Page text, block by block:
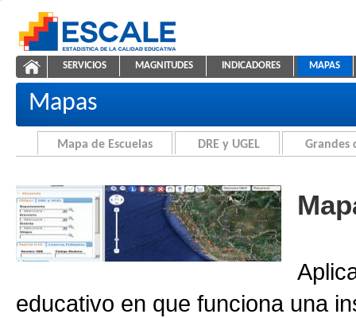
ESCALE - Unidad de Estadística Educativa
Cartografía de la Educación
NAVEGACIÓN
SERVICIOS MAGNITUDES INDICADORES MAPAS
Mapas
Mapa de Escuelas DRE y UGEL Grandes
educativo en que funciona una